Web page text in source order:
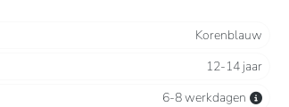
Korenblauw
12-14 jaar
6-8 werkdagen